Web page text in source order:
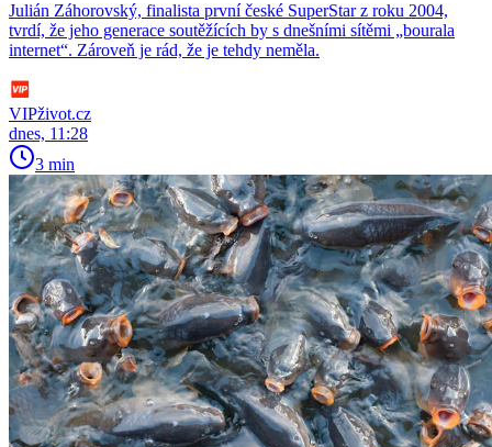
Julián Záhorovský, finalista první české SuperStar z roku 2004,
tvrdí, že jeho generace soutěžících by s dnešními sítěmi „bourala
internet“. Zároveň je rád, že je tehdy neměla.
VIPživot.cz
dnes, 11:28
3 min